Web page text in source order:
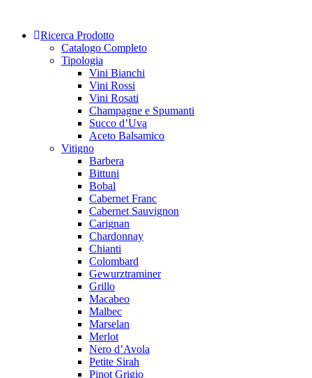
content Ricerca Prodotto
Catalogo Completo
Tipologia
Vini Bianchi
Vini Rossi
Vini Rosati
Champagne e Spumanti
Succo d’Uva
Aceto Balsamico
Vitigno
Barbera
Bittuni
Bobal
Cabernet Franc
Cabernet Sauvignon
Carignan
Chardonnay
Chianti
Colombard
Gewurztraminer
Grillo
Macabeo
Malbec
Marselan
Merlot
Nero d’Avola
Petite Sirah
Pinot Grigio